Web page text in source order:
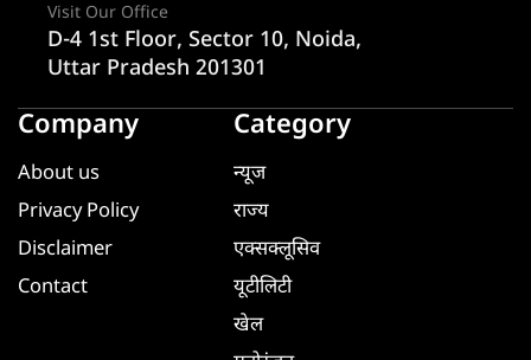
Visit Our Office
D-4 1st Floor, Sector 10, Noida,
Uttar Pradesh 201301
Company
About us
Privacy Policy
Disclaimer
Contact
Category
न्यूज
राज्य
एक्सक्लूसिव
यूटीलिटी
खेल